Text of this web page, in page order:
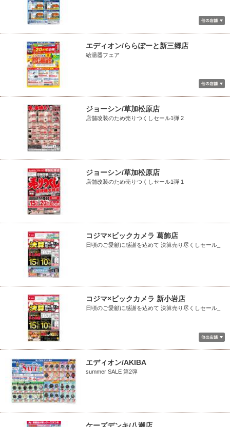
エディオン/ららぽーと新三郷店
給湯器フェア
ジョーシン/草加松原店
店舗改装のため売りつくしセール1弾 2
ジョーシン/草加松原店
店舗改装のため売りつくしセール1弾 1
コジマ×ビックカメラ 葛飾店
日頃のご愛顧に感謝を込めて 決算売り尽くしセール_
コジマ×ビックカメラ 新小岩店
日頃のご愛顧に感謝を込めて 決算売り尽くしセール_
エディオン/AKIBA
summer SALE 第2弾